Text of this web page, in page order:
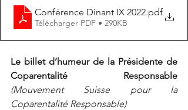
Conférence Dinant IX 2022.pdf
Télécharger PDF • 290KB
Le billet d’humeur de la Présidente de
(Mouvement Suisse pour la
Coparentalité Responsable)